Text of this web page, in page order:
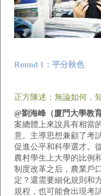
Round 1：平分秋色
正方陳述：無論如何，
@劉海峰（廈門大學教
案總體上來說具有相當
意。主導思想兼顧了考
促進公平和科學選才。
農村學生上大學的比例
制度改革之后，農業戶
定？還需要細化規則和
規程，也可能會出現考